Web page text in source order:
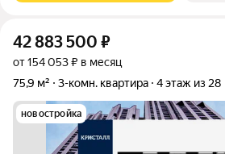
42 883 500 ₽
от 154 053 ₽ в месяц
75,9 м²
3-комн. квартира 4 этаж из 28
новостройка